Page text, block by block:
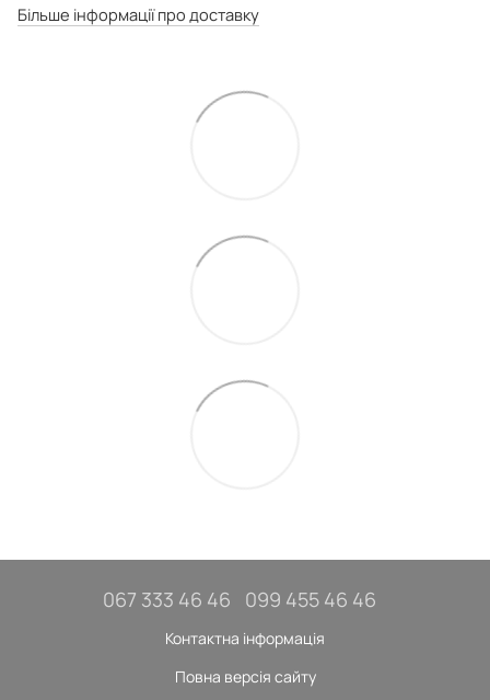
Більше інформації про доставку
067 333 46 46 099 455 46 46
Контактна інформація
Повна версія сайту